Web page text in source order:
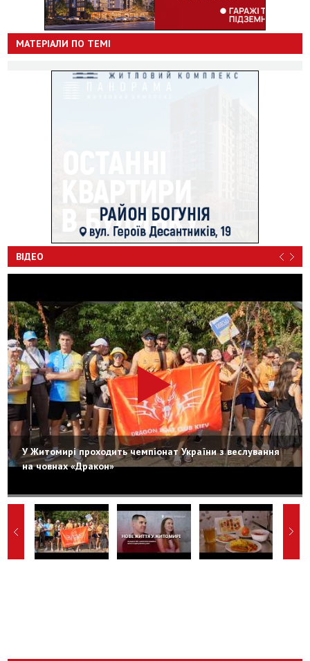
МАТЕРІАЛИ ПО ТЕМІ
ВІДЕО
У Житомирі проходить чемпіонат України з веслування
на човнах «Дракон»